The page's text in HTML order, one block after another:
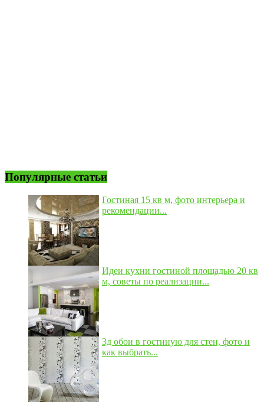
Популярные статьи
Гостиная 15 кв м, фото интерьера и
рекомендации...
Идеи кухни гостиной площадью 20 кв
м, советы по реализации...
3д обои в гостиную для стен, фото и
как выбрать...